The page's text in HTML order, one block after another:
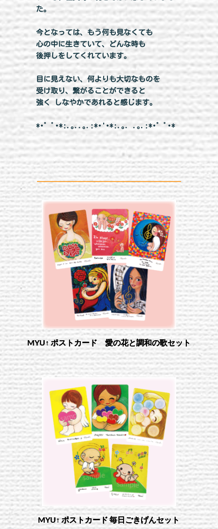
た。
今となっては、もう何も見なくても
心の中に生きていて、どんな時も
後押しをしてくれています。
目に見えない、何よりも大切なものを
受け取り、繋がることができると
強く しなやかであれると感じます。
*･゜ﾟ･*:.｡..｡.:*･'･*:.｡. .｡.:*･゜ﾟ･*
MYU↑ ポストカード 愛の花と調和の歌セット
MYU↑ ポストカード 毎日ごきげんセット